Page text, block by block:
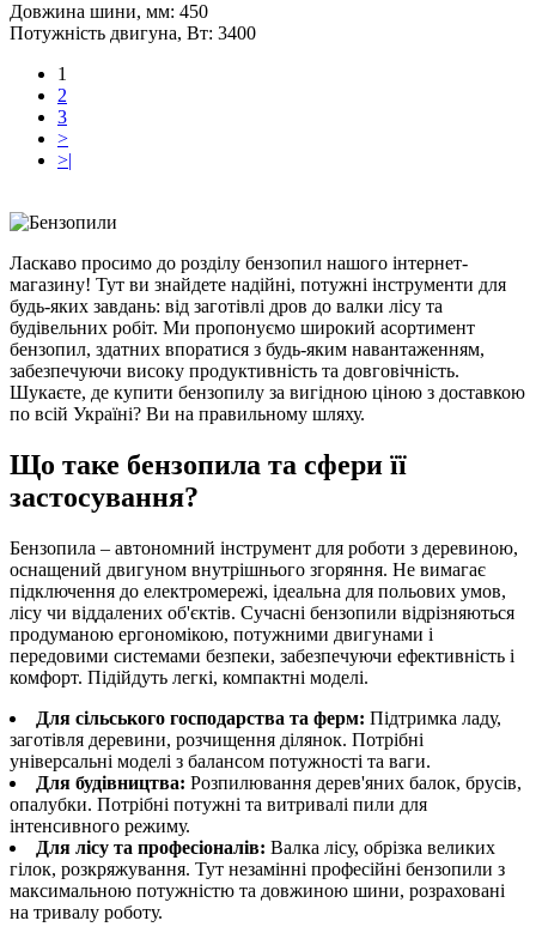
Довжина шини, мм: 450
Потужність двигуна, Вт: 3400
1
2
3
>
>|
Ласкаво просимо до розділу бензопил нашого інтернет-
магазину! Тут ви знайдете надійні, потужні інструменти для
будь-яких завдань: від заготівлі дров до валки лісу та
будівельних робіт. Ми пропонуємо широкий асортимент
бензопил, здатних впоратися з будь-яким навантаженням,
забезпечуючи високу продуктивність та довговічність.
Шукаєте, де купити бензопилу за вигідною ціною з доставкою
по всій Україні? Ви на правильному шляху.
Що таке бензопила та сфери її
застосування?
Бензопила – автономний інструмент для роботи з деревиною,
оснащений двигуном внутрішнього згоряння. Не вимагає
підключення до електромережі, ідеальна для польових умов,
лісу чи віддалених об'єктів. Сучасні бензопили відрізняються
продуманою ергономікою, потужними двигунами і
передовими системами безпеки, забезпечуючи ефективність і
комфорт. Підійдуть легкі, компактні моделі.
Для сільського господарства та ферм: Підтримка ладу,
заготівля деревини, розчищення ділянок. Потрібні
універсальні моделі з балансом потужності та ваги.
Для будівництва: Розпилювання дерев'яних балок, брусів,
опалубки. Потрібні потужні та витривалі пили для
інтенсивного режиму.
Для лісу та професіоналів: Валка лісу, обрізка великих
гілок, розкряжування. Тут незамінні професійні бензопили з
максимальною потужністю та довжиною шини, розраховані
на тривалу роботу.